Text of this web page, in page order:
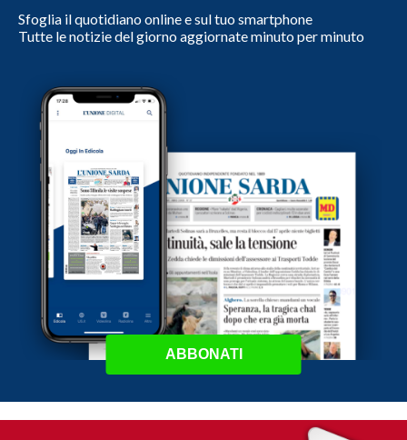
Sfoglia il quotidiano online e sul tuo smartphone
Tutte le notizie del giorno aggiornate minuto per minuto
ABBONATI